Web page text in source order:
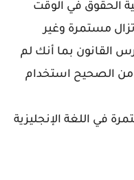
الحقوق في الوقت
تزال مستمرة وغير
القانون بما أنك لم
الصحيح استخدام
في اللغة الإنجليزية